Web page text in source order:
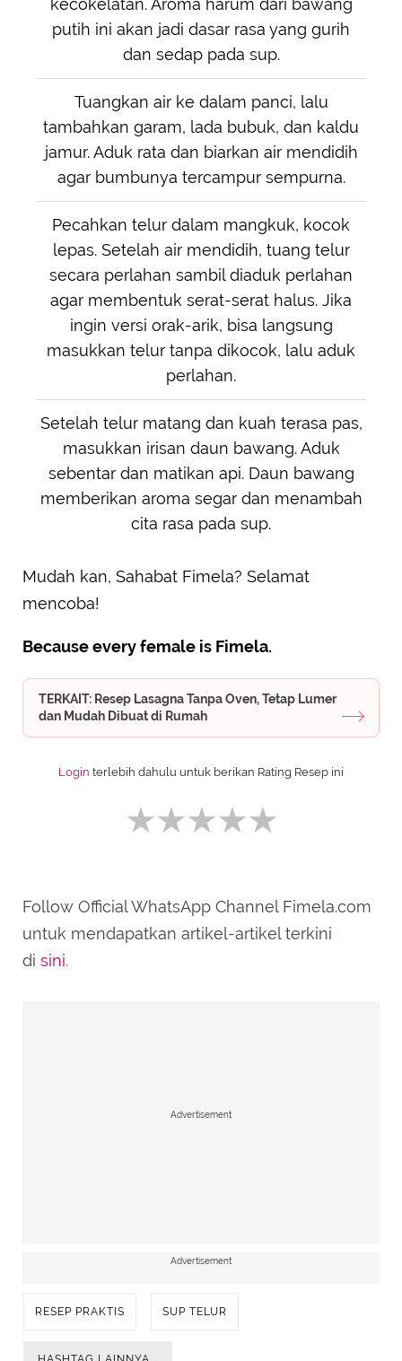
putih ini akan jadi dasar rasa yang gurih
dan sedap pada sup.
Tuangkan air ke dalam panci, lalu
tambahkan garam, lada bubuk, dan kaldu
jamur. Aduk rata dan biarkan air mendidih
agar bumbunya tercampur sempurna.
Pecahkan telur dalam mangkuk, kocok
lepas. Setelah air mendidih, tuang telur
secara perlahan sambil diaduk perlahan
agar membentuk serat-serat halus. Jika
ingin versi orak-arik, bisa langsung
masukkan telur tanpa dikocok, lalu aduk
perlahan.
Setelah telur matang dan kuah terasa pas,
masukkan irisan daun bawang. Aduk
sebentar dan matikan api. Daun bawang
memberikan aroma segar dan menambah
cita rasa pada sup.
Mudah kan, Sahabat Fimela? Selamat
mencoba!
Because every female is Fimela.
TERKAIT: Resep Lasagna Tanpa Oven, Tetap Lumer
dan Mudah Dibuat di Rumah
Login terlebih dahulu untuk berikan Rating Resep ini
SUBMIT REVIEW
Follow Official WhatsApp Channel Fimela.com
untuk mendapatkan artikel-artikel terkini
di sini.
Advertisement
Advertisement
RESEP PRAKTIS SUP TELUR